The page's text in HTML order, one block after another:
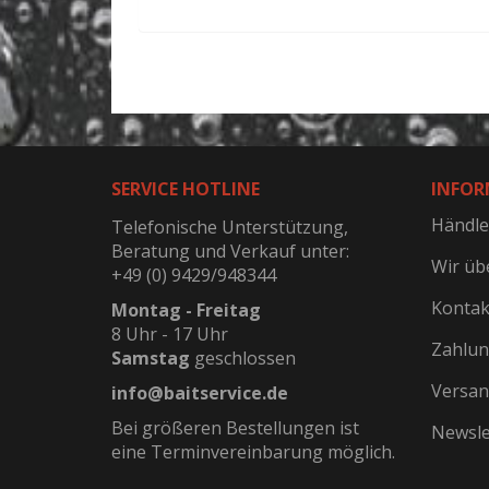
SERVICE HOTLINE
Telefonische Unterstützung,
Beratung und Verkauf unter:
+49 (0) 9429/948344
Montag - Freitag
8 Uhr - 17 Uhr
Samstag geschlossen
info@baitservice.de
Bei größeren Bestellungen ist
eine Terminvereinbarung möglich.
Wir